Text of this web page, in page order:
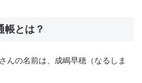
とは？
んの名前は、成嶋早穂（なるしま